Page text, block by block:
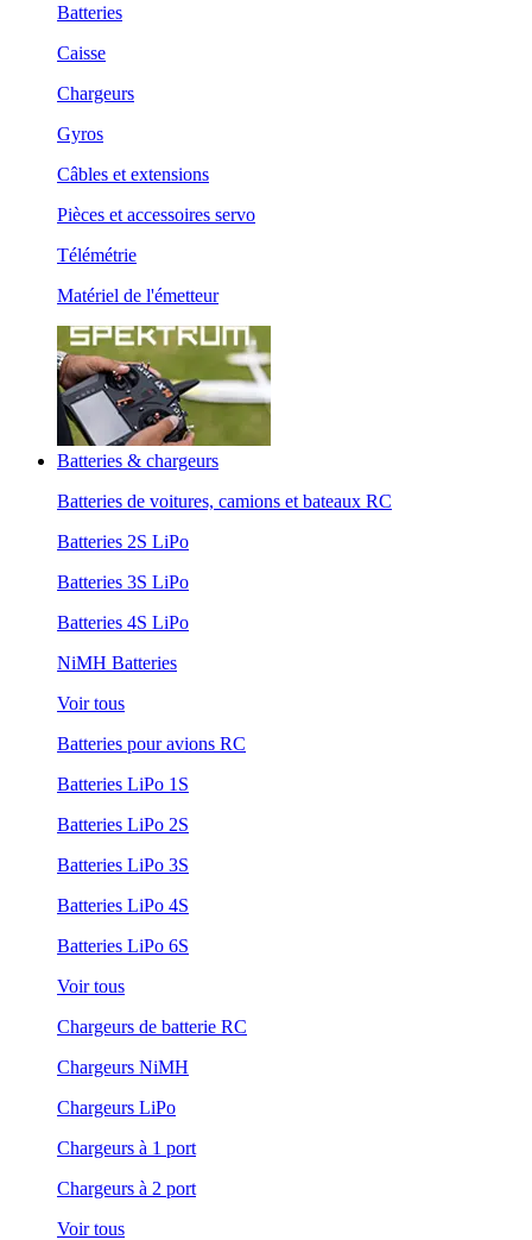
Batteries
Caisse
Chargeurs
Gyros
Câbles et extensions
Pièces et accessoires servo
Télémétrie
Matériel de l'émetteur
Batteries & chargeurs
Batteries de voitures, camions et bateaux RC
Batteries 2S LiPo
Batteries 3S LiPo
Batteries 4S LiPo
NiMH Batteries
Voir tous
Batteries pour avions RC
Batteries LiPo 1S
Batteries LiPo 2S
Batteries LiPo 3S
Batteries LiPo 4S
Batteries LiPo 6S
Voir tous
Chargeurs de batterie RC
Chargeurs NiMH
Chargeurs LiPo
Chargeurs à 1 port
Chargeurs à 2 port
Voir tous